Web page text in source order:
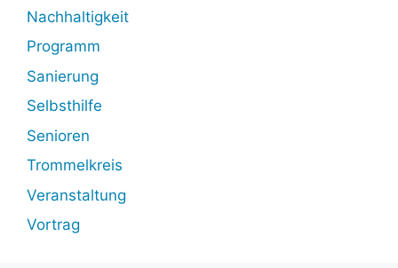
Nachhaltigkeit
Programm
Sanierung
Selbsthilfe
Senioren
Trommelkreis
Veranstaltung
Vortrag